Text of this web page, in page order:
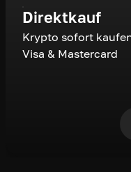
Direktkauf
Krypto sofort
Visa & Mastercard